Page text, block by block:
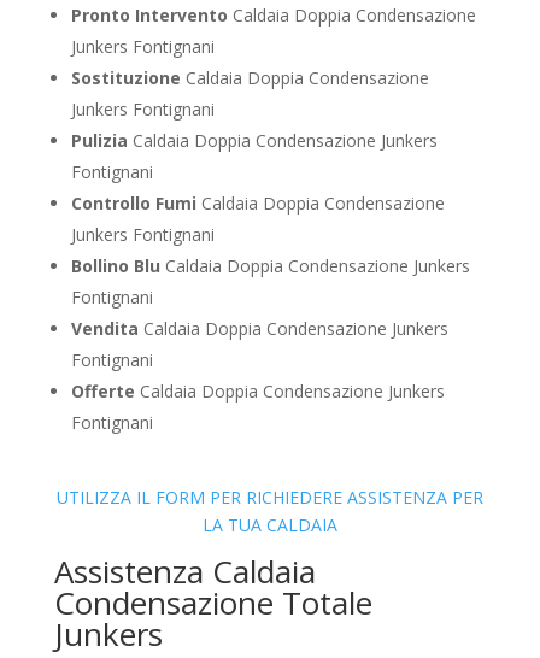
Pronto Intervento Caldaia Doppia Condensazione
Junkers Fontignani
Sostituzione Caldaia Doppia Condensazione
Junkers Fontignani
Pulizia Caldaia Doppia Condensazione Junkers
Fontignani
Controllo Fumi Caldaia Doppia Condensazione
Junkers Fontignani
Bollino Blu Caldaia Doppia Condensazione Junkers
Fontignani
Vendita Caldaia Doppia Condensazione Junkers
Fontignani
Offerte Caldaia Doppia Condensazione Junkers
Fontignani
UTILIZZA IL FORM PER RICHIEDERE ASSISTENZA PER
LA TUA CALDAIA
Assistenza Caldaia
Condensazione Totale
Junkers